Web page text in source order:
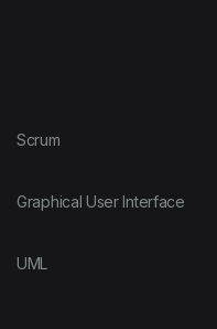
Scrum
Graphical User Interface
UML